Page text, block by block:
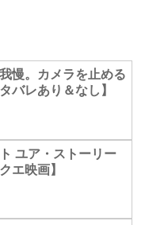
慢。カメラを止める
バレあり＆なし】
ユア・ストーリー
エ映画】